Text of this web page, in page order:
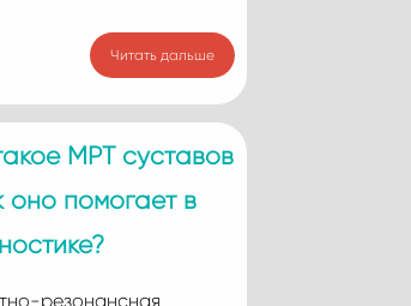
Читать дальше
МРТ суставов
оно помогает в
резонансная